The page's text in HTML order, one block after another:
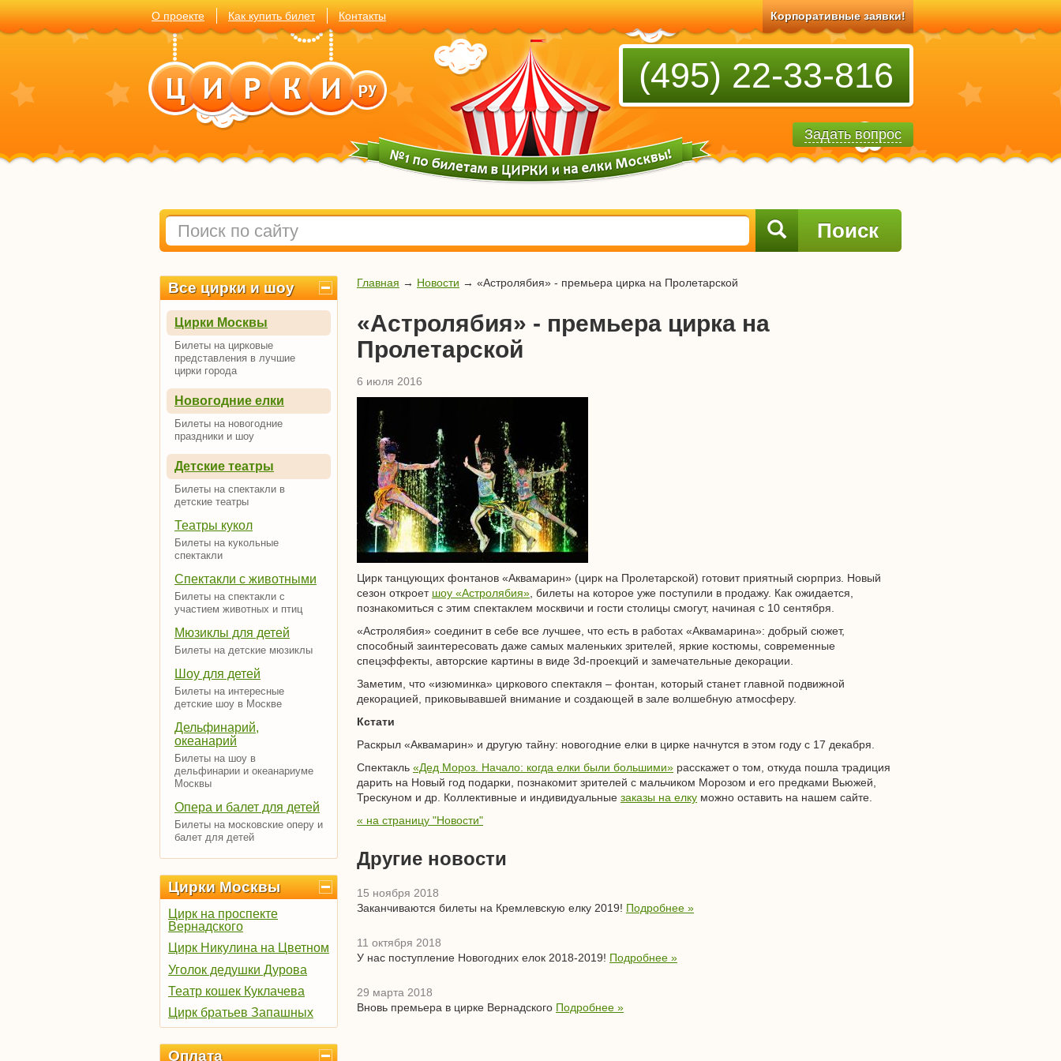
О проекте Как купить билет Контакты Корпоративные заявки!
(495) 22-33-816
Задать вопрос
Поиск
Все цирки и шоу
Цирки Москвы
Билеты на цирковые
представления в лучшие
цирки города
Новогодние елки
Билеты на новогодние
праздники и шоу
Детские театры
Билеты на спектакли в
детские театры
Театры кукол
Билеты на кукольные
спектакли
Спектакли с животными
Билеты на спектакли с
участием животных и птиц
Мюзиклы для детей
Билеты на детские мюзиклы
Шоу для детей
Билеты на интересные
детские шоу в Москве
Дельфинарий,
океанарий
Билеты на шоу в
дельфинарии и океанариуме
Москвы
Опера и балет для детей
Билеты на московские оперу и
балет для детей
Цирки Москвы
Цирк на проспекте
Вернадского
Цирк Никулина на Цветном
Уголок дедушки Дурова
Театр кошек Куклачева
Цирк братьев Запашных
Оплата
Главная → Новости → «Астролябия» - премьера цирка на Пролетарской
«Астролябия» - премьера цирка на
Пролетарской
6 июля 2016
Цирк танцующих фонтанов «Аквамарин» (цирк на Пролетарской) готовит приятный сюрприз. Новый
сезон откроет шоу «Астролябия» , билеты на которое уже поступили в продажу. Как ожидается,
познакомиться с этим спектаклем москвичи и гости столицы смогут, начиная с 10 сентября.
«Астролябия» соединит в себе все лучшее, что есть в работах «Аквамарина»: добрый сюжет,
способный заинтересовать даже самых маленьких зрителей, яркие костюмы, современные
спецэффекты, авторские картины в виде 3d-проекций и замечательные декорации.
Заметим, что «изюминка» циркового спектакля – фонтан, который станет главной подвижной
декорацией, приковывавшей внимание и создающей в зале волшебную атмосферу.
Кстати
Раскрыл «Аквамарин» и другую тайну: новогодние елки в цирке начнутся в этом году с 17 декабря.
Спектакль «Дед Мороз. Начало: когда елки были большими» расскажет о том, откуда пошла традиция
дарить на Новый год подарки, познакомит зрителей с мальчиком Морозом и его предками Вьюжей,
Трескуном и др. Коллективные и индивидуальные заказы на елку можно оставить на нашем сайте.
« на страницу "Новости"
Другие новости
15 ноября 2018
Заканчиваются билеты на Кремлевскую елку 2019! Подробнее »
11 октября 2018
У нас поступление Новогодних елок 2018-2019! Подробнее »
29 марта 2018
Вновь премьера в цирке Вернадского Подробнее »